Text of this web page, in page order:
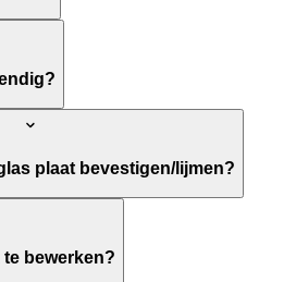
plaat bevestigen/lijmen?
bewerken?